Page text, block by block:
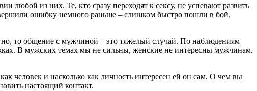
любой из них. Те, кто сразу переходят к сексу, не успевают развить
ошибку немного раньше – слишком быстро пошли в бой,
то общение с мужчиной – это тяжелый случай. По наблюдениям
В мужских темах мы не сильны, женские не интересны мужчинам.
человек и насколько как личность интересен ей он сам. О чем вы
настоящий контакт.